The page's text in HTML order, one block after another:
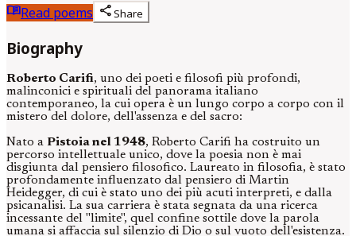
menu_bookRead poems shareShare
Biography
Roberto Carifi, uno dei poeti e filosofi più profondi,
malinconici e spirituali del panorama italiano
contemporaneo, la cui opera è un lungo corpo a corpo con il
mistero del dolore, dell'assenza e del sacro:
Nato a Pistoia nel 1948, Roberto Carifi ha costruito un
percorso intellettuale unico, dove la poesia non è mai
disgiunta dal pensiero filosofico. Laureato in filosofia, è stato
profondamente influenzato dal pensiero di Martin
Heidegger, di cui è stato uno dei più acuti interpreti, e dalla
psicanalisi. La sua carriera è stata segnata da una ricerca
incessante del "limite", quel confine sottile dove la parola
umana si affaccia sul silenzio di Dio o sul vuoto dell'esistenza.